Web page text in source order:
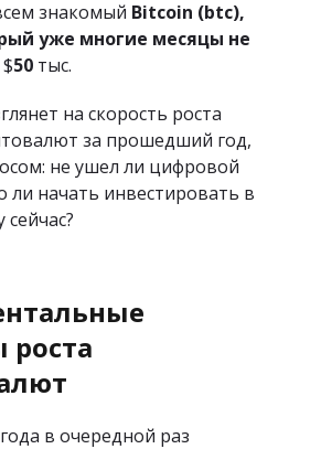
знакомый Bitcoin (btc),
уже многие месяцы не
$50 тыс.
на скорость роста
за прошедший год,
не ушел ли цифровой
ли начать инвестировать в
в очередной раз